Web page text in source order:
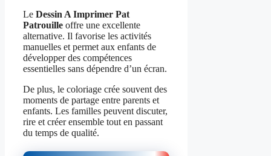
Le Dessin A Imprimer Pat
Patrouille offre une excellente
alternative. Il favorise les activités
manuelles et permet aux enfants de
développer des compétences
essentielles sans dépendre d’un écran.
De plus, le coloriage crée souvent des
moments de partage entre parents et
enfants. Les familles peuvent discuter,
rire et créer ensemble tout en passant
du temps de qualité.